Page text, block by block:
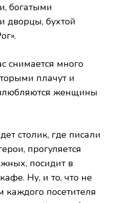
богатыми
дворцы, бухтой
снимается много
плачут и
женщины
столик, где писали
прогуляется
посидит в
Ну, и то, что не
посетителя